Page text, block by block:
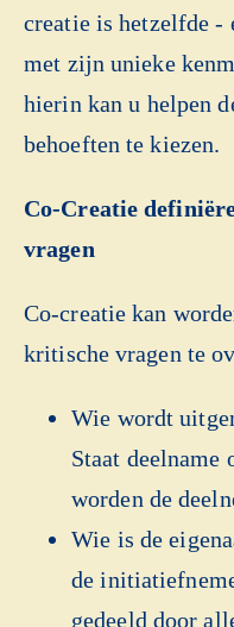
creatie is hetzelfde
met zijn unieke
hierin kan u helpen
behoeften te kiezen.
Co-Creatie
vragen
Co-creatie kan
kritische vragen te
Wie wordt
Staat deelname
worden de
Wie is de
de
gedeeld door